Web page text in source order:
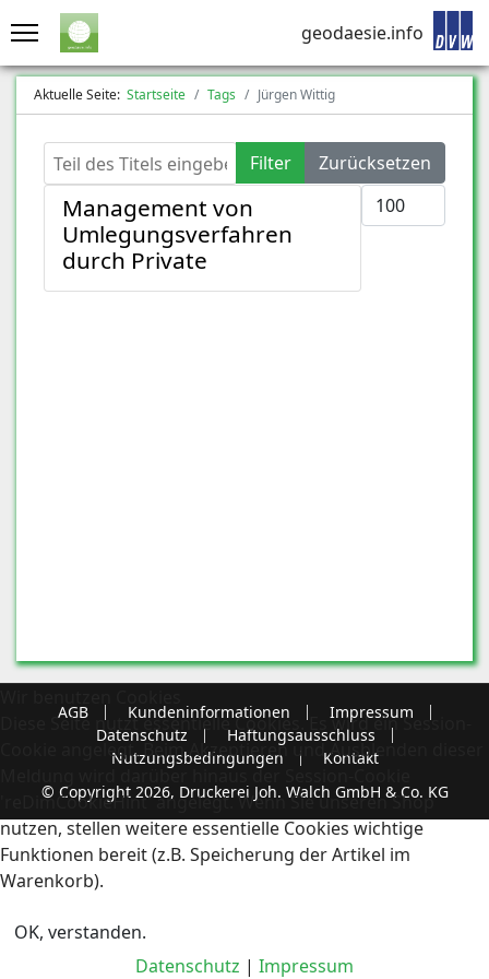
geodaesie.info
Aktuelle Seite: Startseite Tags Jürgen Wittig
Teil des Titels eingeben Filter
Zurücksetzen
Anzeige #
Management von
Umlegungsverfahren
durch Private
AGB Kundeninformationen
Impressum
Datenschutz
Haftungsausschluss
Nutzungsbedingungen
Kontakt
© Copyright 2026, Druckerei Joh. Walch GmbH & Co. KG
Diese Seite nutzt essentielle Cookies. Es wird ein Session-
Cookie angelegt. Beim Akzeptieren und Ausblenden dieser
Meldung wird darüber hinaus der Session-Cookie
'reDimCookieHint' angelegt. Wenn Sie unseren Shop
nutzen, stellen weitere essentielle Cookies wichtige
Funktionen bereit (z.B. Speicherung der Artikel im
Warenkorb).
OK, verstanden.
Datenschutz | Impressum